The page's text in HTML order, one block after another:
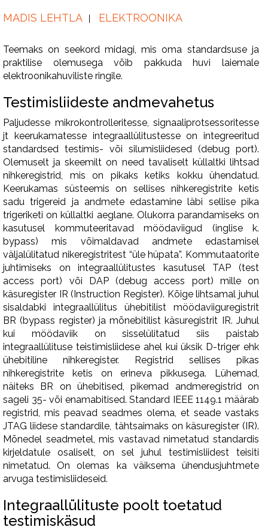
MADIS LEHTLA ELEKTROONIKA
Teemaks on seekord midagi, mis oma standardsuse ja
praktilise olemusega võib pakkuda huvi laiemale
elektroonikahuviliste ringile.
Testimisliideste andmevahetus
Paljudesse mikrokontrolleritesse, signaaliprotsessoritesse
jt keerukamatesse integraallülitustesse on integreeritud
standardsed testimis- või silumisliidesed (debug port).
Olemuselt ja skeemilt on need tavaliselt küllaltki lihtsad
nihkeregistrid, mis on pikaks ketiks kokku ühendatud.
Keerukamas süsteemis on sellises nihkeregistrite ketis
sadu trigereid ja andmete edastamine läbi sellise pika
trigeriketi on küllaltki aeglane. Olukorra parandamiseks on
kasutusel kommuteeritavad möödaviigud (inglise k.
bypass) mis võimaldavad andmete edastamisel
väljalülitatud nikeregistritest “üle hüpata”. Kommutaatorite
juhtimiseks on integraallülitustes kasutusel TAP (test
access port) või DAP (debug access port) mille on
käsuregister IR (Instruction Register). Kõige lihtsamal juhul
sisaldabki integraallülitus ühebitilist möödaviiguregistrit
BR (bypass register) ja mõnebitilist käsuregistrit IR. Juhul
kui möödaviik on sisselülitatud siis paistab
integraallülituse teistimisliidese ahel kui üksik D-triger ehk
ühebitiline nihkeregister. Registrid sellises pikas
nihkeregistrite ketis on erineva pikkusega. Lühemad,
näiteks BR on ühebitised, pikemad andmeregistrid on
sageli 35- või enamabitised. Standard IEEE 1149.1 määrab
registrid, mis peavad seadmes olema, et seade vastaks
JTAG liidese standardile, tähtsaimaks on käsuregister (IR).
Mõnedel seadmetel, mis vastavad nimetatud standardis
kirjeldatule osaliselt, on sel juhul testimisliidest teisiti
nimetatud. On olemas ka väiksema ühendusjuhtmete
arvuga testimisliideseid.
Integraallülituste poolt toetatud
testimiskäsud